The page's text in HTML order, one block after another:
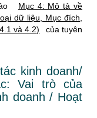
Mục 4: Mô tả về
dữ liệu, Mục đích,
và 4.2)
của tuyên
kinh doanh/
Vai trò của
doanh / Hoạt